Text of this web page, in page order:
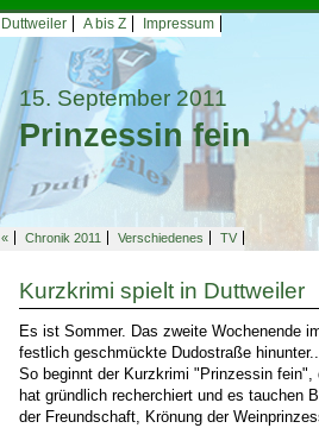
Duttweiler A bis Z Impressum
15. September 2011
Prinzessin fein
« Chronik 2011 Verschiedenes TV
Kurzkrimi spielt in Duttweiler
Es ist Sommer. Das zweite Wochenende
festlich geschmückte Dudostraße
So beginnt der Kurzkrimi "Prinzessin
hat gründlich recherchiert und es tauchen
der Freundschaft, Krönung der